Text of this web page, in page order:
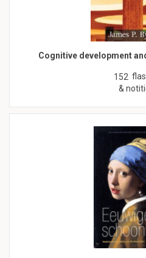
Cognitive development
152
&